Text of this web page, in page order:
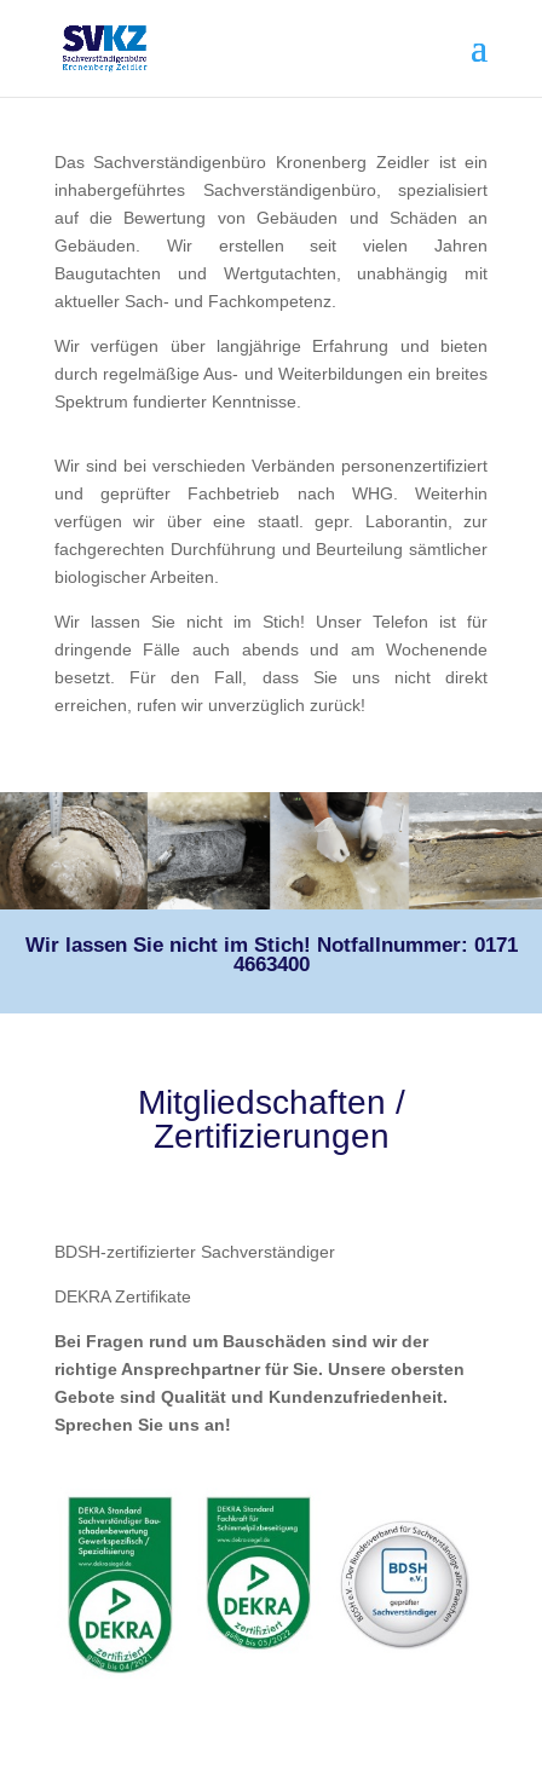
Das Sachverständigenbüro Kronenberg Zeidler ist ein
inhabergeführtes Sachverständigenbüro, spezialisiert
auf die Bewertung von Gebäuden und Schäden an
Gebäuden. Wir erstellen seit vielen Jahren
Baugutachten und Wertgutachten, unabhängig mit
aktueller Sach- und Fachkompetenz.
Wir verfügen über langjährige Erfahrung und bieten
durch regelmäßige Aus- und Weiterbildungen ein breites
Spektrum fundierter Kenntnisse.
Wir sind bei verschieden Verbänden personenzertifiziert
und geprüfter Fachbetrieb nach WHG. Weiterhin
verfügen wir über eine staatl. gepr. Laborantin, zur
fachgerechten Durchführung und Beurteilung sämtlicher
biologischer Arbeiten.
Wir lassen Sie nicht im Stich! Unser Telefon ist für
dringende Fälle auch abends und am Wochenende
besetzt. Für den Fall, dass Sie uns nicht direkt
erreichen, rufen wir unverzüglich zurück!
Wir lassen Sie nicht im Stich! Notfallnummer: 0171
4663400
Mitgliedschaften /
Zertifizierungen
BDSH-zertifizierter Sachverständiger
DEKRA Zertifikate
Bei Fragen rund um Bauschäden sind wir der
richtige Ansprechpartner für Sie. Unsere obersten
Gebote sind Qualität und Kundenzufriedenheit.
Sprechen Sie uns an!